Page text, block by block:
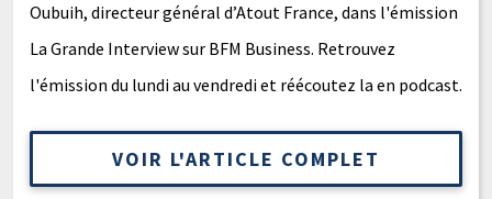
Oubuih, directeur général d’Atout France, dans l'émission
La Grande Interview sur BFM Business. Retrouvez
l'émission du lundi au vendredi et réécoutez la en podcast.
VOIR L'ARTICLE COMPLET